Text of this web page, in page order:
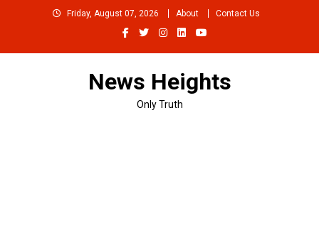
Friday, August 07, 2026 About Contact Us
News Heights
Only Truth